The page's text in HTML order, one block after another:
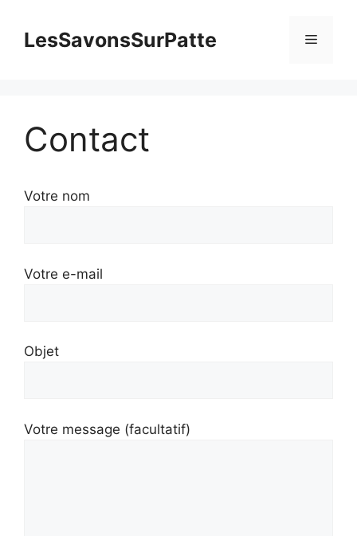
contenuLesSavonsSurPatte Menu
Contact
Votre nom
Votre e-mail
Objet
Votre message (facultatif)